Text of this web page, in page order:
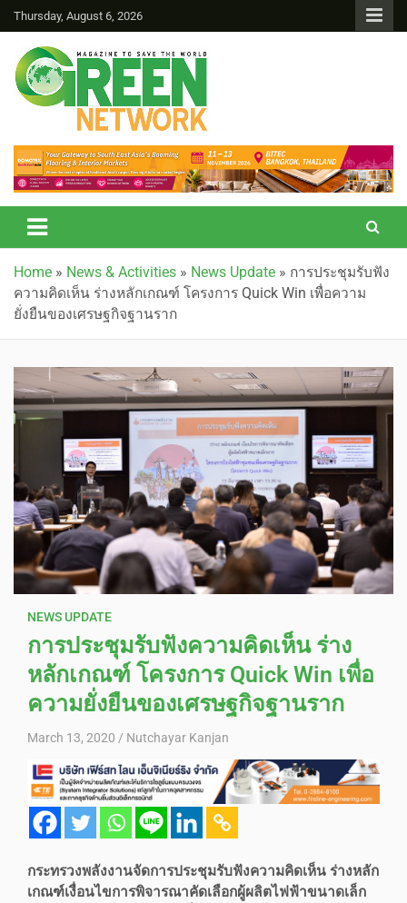
Thursday, August 6, 2026
Green Network
Home » News & Activities » News Update » การประชุมรับฟัง
ความคิดเห็น ร่างหลักเกณฑ์ โครงการ Quick Win เพื่อความ
ยั่งยืนของเศรษฐกิจฐานราก
NEWS UPDATE
การประชุมรับฟังความคิดเห็น ร่าง
หลักเกณฑ์ โครงการ Quick Win เพื่อ
ความยั่งยืนของเศรษฐกิจฐานราก
March 13, 2020 Nutchayar Kanjan
กระทรวงพลังงานจัดการประชุมรับฟังความคิดเห็น ร่างหลัก
เกณฑ์เงื่อนไขการพิจารณาคัดเลือกผู้ผลิตไฟฟ้าขนาดเล็ก